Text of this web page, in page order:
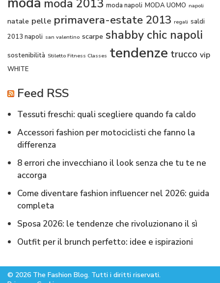
moda 2013 moda napoli MODA UOMO napoli
natale pelle primavera-estate 2013 regali saldi
2013 napoli san valentino scarpe shabby chic napoli
sostenibilità Stiletto Fitness Classes tendenze trucco vip
WHITE
Feed RSS
Tessuti freschi: quali scegliere quando fa caldo
Accessori fashion per motociclisti che fanno la
differenza
8 errori che invecchiano il look senza che tu te ne
accorga
Come diventare fashion influencer nel 2026: guida
completa
Sposa 2026: le tendenze che rivoluzionano il sì
Outfit per il brunch perfetto: idee e ispirazioni
© 2026 The Fashion Blog. Tutti i diritti riservati.